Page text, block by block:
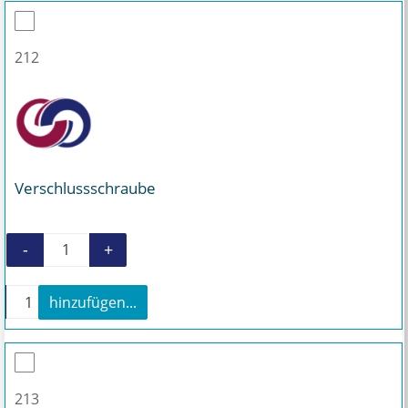
212
Verschlussschraube
Verschlussschraube Menge
- +
Verschlussschraube Menge
+
hinzufügen...
213